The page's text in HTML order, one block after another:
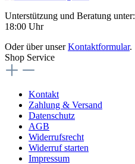
Unterstützung und Beratung unter:
18:00 Uhr
Oder über unserKontaktformular.
Shop Service
Kontakt
Zahlung & Versand
Datenschutz
AGB
Widerrufsrecht
Widerruf starten
Impressum